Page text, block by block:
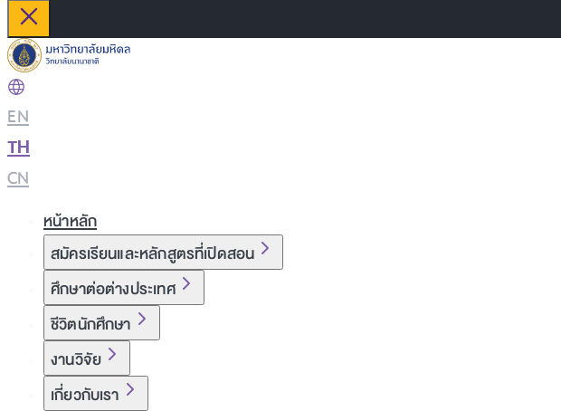
EN
TH
CN
หน้าหลัก
สมัครเรียนและหลักสูตรที่เปิดสอน
ศึกษาต่อต่างประเทศ
ชีวิตนักศึกษา
งานวิจัย
เกี่ยวกับเรา